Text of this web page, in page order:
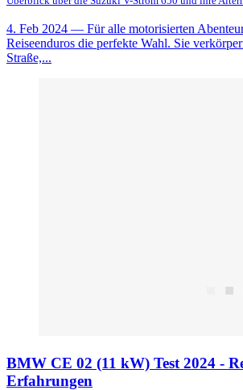
4. Feb 2024 — Für alle motorisierten
Reiseenduros die perfekte Wahl. Sie
Straße,...
BMW CE 02 (11 kW) Test 2024 -
Erfahrungen